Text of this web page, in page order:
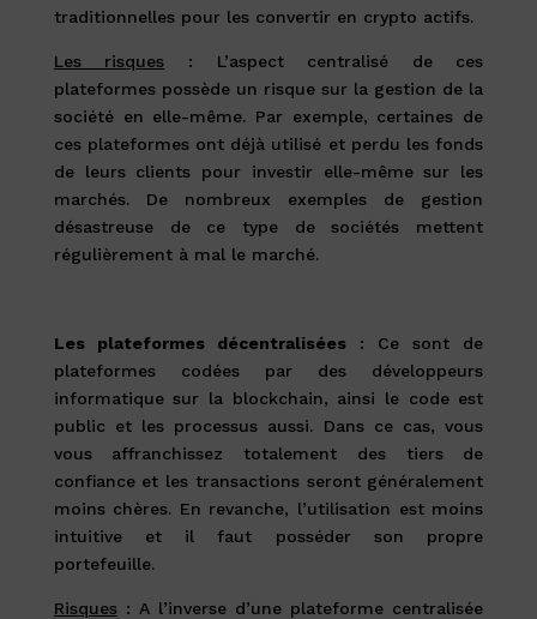
traditionnelles pour les convertir en crypto actifs.
Les risques : L’aspect centralisé de ces
plateformes possède un risque sur la gestion de la
société en elle-même. Par exemple, certaines de
ces plateformes ont déjà utilisé et perdu les fonds
de leurs clients pour investir elle-même sur les
marchés. De nombreux exemples de gestion
désastreuse de ce type de sociétés mettent
régulièrement à mal le marché.
Les plateformes décentralisées: Ce sont de
plateformes codées par des développeurs
informatique sur la blockchain, ainsi le code est
public et les processus aussi. Dans ce cas, vous
vous affranchissez totalement des tiers de
confiance et les transactions seront généralement
moins chères. En revanche, l’utilisation est moins
intuitive et il faut posséder son propre
portefeuille.
Risques: A l’inverse d’une plateforme centralisée